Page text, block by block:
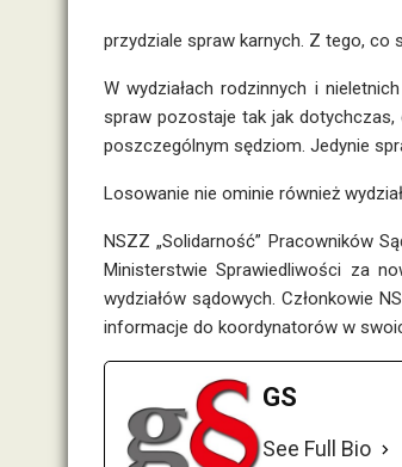
przydziale spraw karnych. Z tego, co
W wydziałach rodzinnych i
spraw pozostaje tak jak dotychczas,
poszczególnym sędziom. Jedynie
Losowanie nie ominie również
NSZZ „Solidarność” Pracowników
Ministerstwie Sprawiedliwości za
wydziałów sądowych. Członkowie
informacje do koordynatorów w
GS
See Full Bio